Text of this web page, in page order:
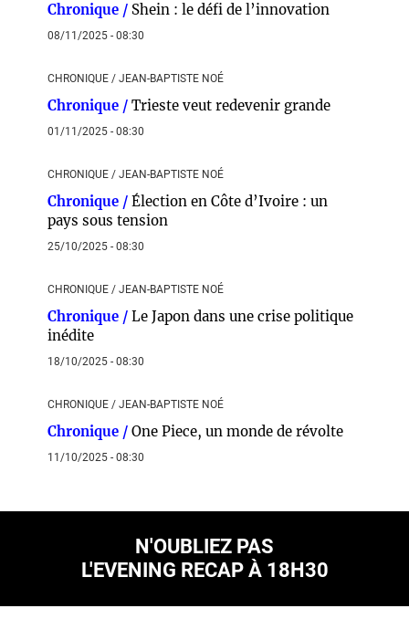
Chronique / Shein : le défi de l’innovation
08/11/2025 - 08:30
CHRONIQUE / JEAN-BAPTISTE NOÉ
Chronique / Trieste veut redevenir grande
01/11/2025 - 08:30
CHRONIQUE / JEAN-BAPTISTE NOÉ
Chronique / Élection en Côte d’Ivoire : un
pays sous tension
25/10/2025 - 08:30
CHRONIQUE / JEAN-BAPTISTE NOÉ
Chronique / Le Japon dans une crise politique
inédite
18/10/2025 - 08:30
CHRONIQUE / JEAN-BAPTISTE NOÉ
Chronique / One Piece, un monde de révolte
11/10/2025 - 08:30
N'OUBLIEZ PAS
L'EVENING RECAP À 18H30